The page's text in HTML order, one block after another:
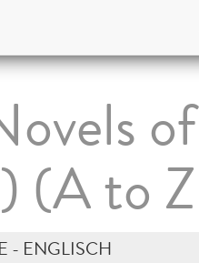
to
- ENGLISCH